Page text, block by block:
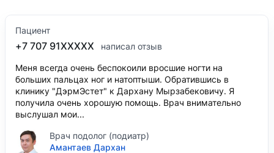
Пациент
+7 707 91XXXXX написал отзыв
Меня всегда очень беспокоили вросшие ногти на
больших пальцах ног и натоптыши. Обратившись в
клинику "ДэрмЭстет" к Дархану Мырзабековичу. Я
получила очень хорошую помощь. Врач внимательно
выслушал мои...
Врач подолог (подиатр)
Амантаев Дархан